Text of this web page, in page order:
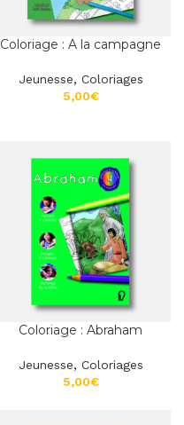
Coloriage : A la campagne
Jeunesse, Coloriages
€
Coloriage : Abraham
Jeunesse, Coloriages
€